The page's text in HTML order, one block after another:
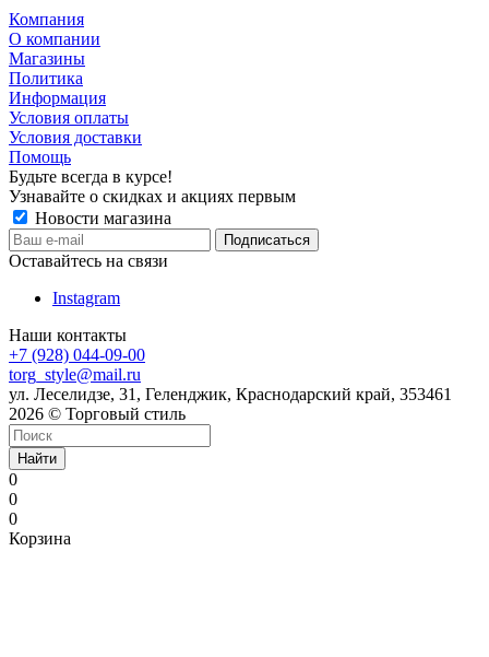
Компания
О компании
Магазины
Политика
Информация
Условия оплаты
Условия доставки
Помощь
Будьте всегда в курсе!
Узнавайте о скидках и акциях первым
Новости магазина
Оставайтесь на связи
Instagram
Наши контакты
+7 (928) 044-09-00
torg_style@mail.ru
ул. Леселидзе, 31, Геленджик, Краснодарский край, 353461
2026 © Торговый стиль
Найти
0
0
0
Корзина